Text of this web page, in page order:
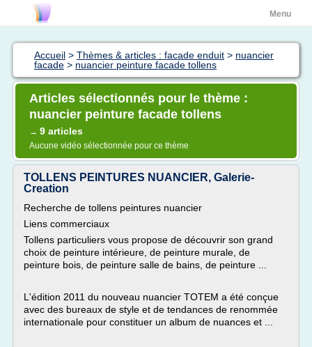
Menu
Accueil > Thèmes & articles : facade enduit > nuancier
facade > nuancier peinture facade tollens
Articles sélectionnés pour le thème :
nuancier peinture facade tollens
→ 9 articles
Aucune vidéo sélectionnée pour ce thème
TOLLENS PEINTURES NUANCIER, Galerie-
Creation
Recherche de tollens peintures nuancier
Liens commerciaux
Tollens particuliers vous propose de découvrir son grand
choix de peinture intérieure, de peinture murale, de
peinture bois, de peinture salle de bains, de peinture ...
L'édition 2011 du nouveau nuancier TOTEM a été conçue
avec des bureaux de style et de tendances de renommée
internationale pour constituer un album de nuances et ...